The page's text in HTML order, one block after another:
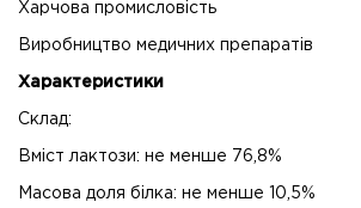
Харчова промисловість
Виробництво медичних препаратів
Характеристики
Склад:
Вміст лактози: не менше 76,8%
Масова доля білка: не менше 10,5%